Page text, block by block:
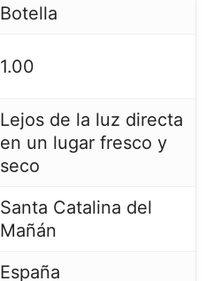
Botella
1.00
Lejos de la luz directa
en un lugar fresco y
seco
Santa Catalina del
Mañán
España